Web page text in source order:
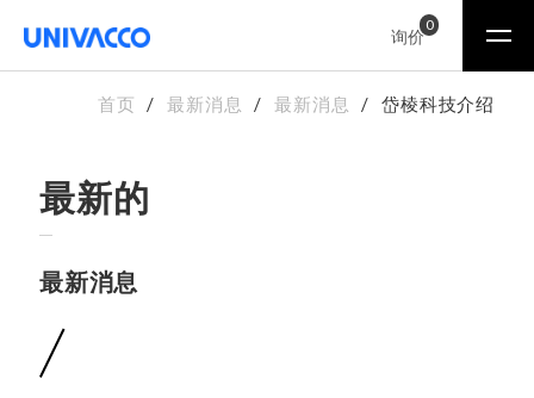
询价
0
首页 最新消息 最新消息 岱棱科技介绍
最新的
最新消息